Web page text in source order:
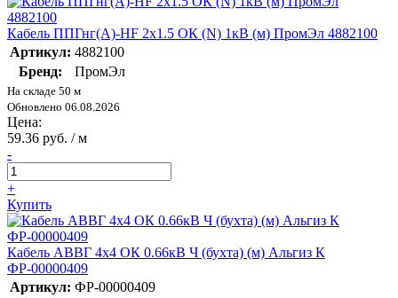
Кабель ППГнг(А)-HF 2х1.5 ОК (N) 1кВ (м) ПромЭл 4882100
Артикул: 4882100
Бренд:
ПромЭл
На складе 50 м
Обновлено 06.08.2026
Цена:
59.36 руб. / м
-
+
Купить
Кабель АВВГ 4х4 ОК 0.66кВ Ч (бухта) (м) Альгиз К
ФР-00000409
Артикул: ФР-00000409